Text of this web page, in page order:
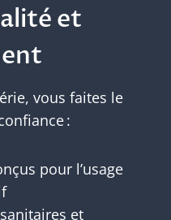
et
vous faites le
:
pour l’usage
et